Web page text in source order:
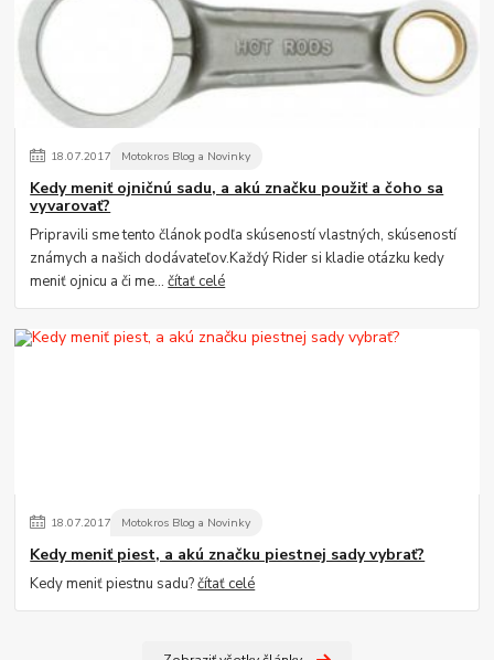
18.07.2017 Motokros Blog a Novinky
Kedy meniť ojničnú sadu, a akú značku použiť a čoho sa
vyvarovať?
Pripravili sme tento článok podľa skúseností vlastných, skúseností
známych a našich dodávateľov.Každý Rider si kladie otázku kedy
meniť ojnicu a či me...čítať celé
18.07.2017 Motokros Blog a Novinky
Kedy meniť piest, a akú značku piestnej sady vybrať?
Kedy meniť piestnu sadu?čítať celé